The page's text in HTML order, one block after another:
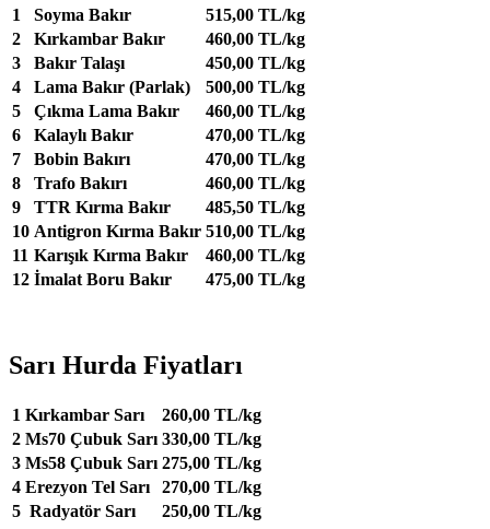
1 Soyma Bakır
515,00 TL/kg
2
Kırkambar Bakır
460,00 TL/kg
3
Bakır Talaşı
450,00 TL/kg
4
Lama Bakır (Parlak)
500,00 TL/kg
5
Çıkma Lama Bakır
460,00 TL/kg
6
Kalaylı Bakır
470,00 TL/kg
7
Bobin Bakırı
470,00 TL/kg
8
Trafo Bakırı
460,00 TL/kg
9
TTR Kırma Bakır
485,50 TL/kg
10 Antigron Kırma Bakır 510,00 TL/kg
11 Karışık Kırma Bakır
460,00 TL/kg
12 İmalat Boru Bakır 475,00 TL/kg
Sarı Hurda Fiyatları
1 Kırkambar Sarı
260,00 TL/kg
2 Ms70 Çubuk Sarı 330,00 TL/kg
3 Ms58 Çubuk Sarı 275,00 TL/kg
4 Erezyon Tel Sarı
270,00 TL/kg
5 Radyatör Sarı
250,00 TL/kg